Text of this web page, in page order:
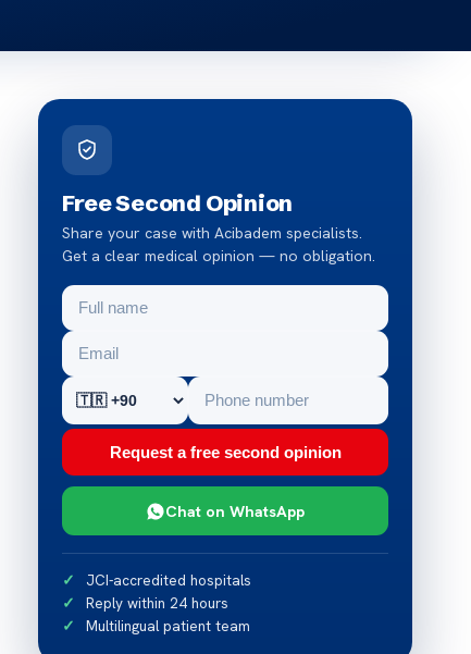
Free Second Opinion
Share your case with Acibadem specialists.
Get a clear medical opinion — no obligation.
Request a free second opinion
Chat on WhatsApp
JCI-accredited hospitals
Reply within 24 hours
Multilingual patient team